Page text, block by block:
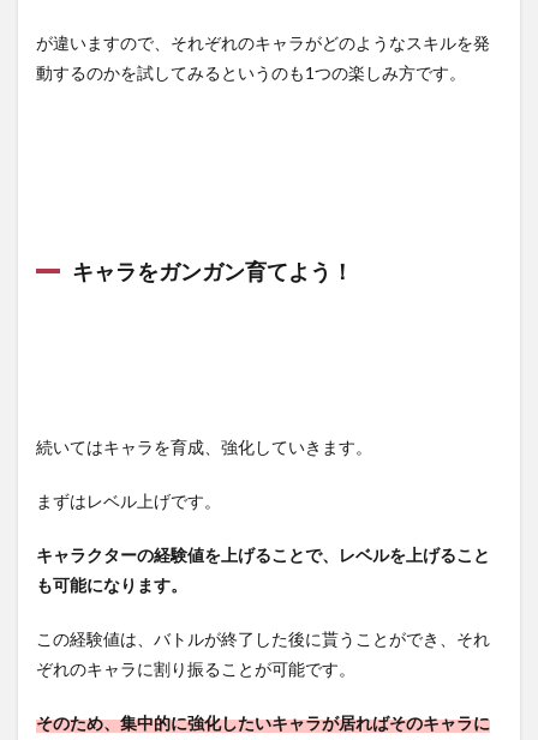
が違いますので、それぞれのキャラがどのようなスキルを発
動するのかを試してみるというのも1つの楽しみ方です。
キャラをガンガン育てよう！
続いてはキャラを育成、強化していきます。
まずはレベル上げです。
キャラクターの経験値を上げることで、レベルを上げること
も可能になります。
この経験値は、バトルが終了した後に貰うことができ、それ
ぞれのキャラに割り振ることが可能です。
そのため、集中的に強化したいキャラが居ればそのキャラに